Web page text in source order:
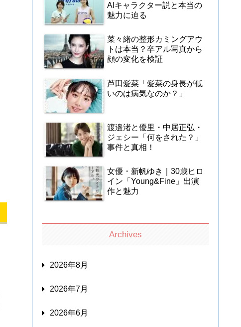
AIキャラクター説と本当の
魅力に迫る
菜々緒の整形カミングアウ
トは本当？卒アル写真から
顔の変化を検証
芦田愛菜「愛菜の身長が低
いのは病気なのか？」
渡邉渚と優里・中居正弘・
ジェシー「何をされた？」
事件と真相！
女優・新帆ゆき｜30歳ヒロ
イン「Young&Fine」出演
作と魅力
Archives
2026年8月
2026年7月
2026年6月